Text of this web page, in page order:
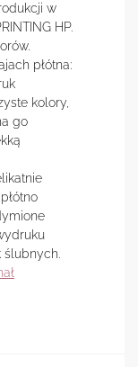
w
HP.
płótna:
kolory,
go
ślubnych.